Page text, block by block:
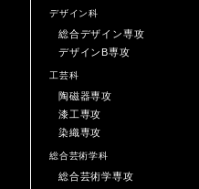
デザイン科
総合デザイン専攻
デザインB専攻
工芸科
陶磁器専攻
漆工専攻
染織専攻
総合芸術学科
総合芸術学専攻